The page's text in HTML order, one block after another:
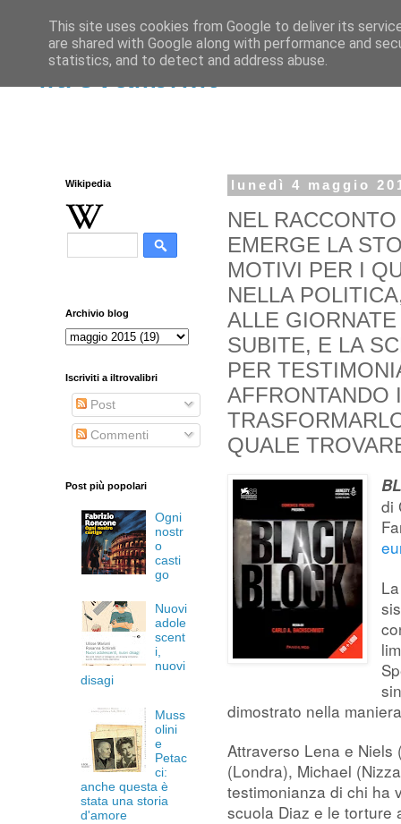
iltrovalibri.it
lunedì 4 maggio
NEL
EMERGE LA
MOTIVI PER I
NELLA
ALLE
SUBITE, E LA
PER
AFFRONTANDO
QUALE
di
dimostrato nella
Attraverso Lena e Niels
(Londra), Michael
testimonianza di chi ha
scuola Diaz e le torture
Wikipedia
Archivio blog
Iscriviti a iltrovalibri
Post
Commenti
Post più popolari
Ogni
nostr
o
casti
go
Nuovi
adole
scent
i,
nuovi
disagi
Muss
olini
e
Petac
ci:
anche questa è
stata una storia
d'amore
This site uses cookies from Google to deliver its
are shared with Google along with performance and
statistics, and to detect and address abuse.